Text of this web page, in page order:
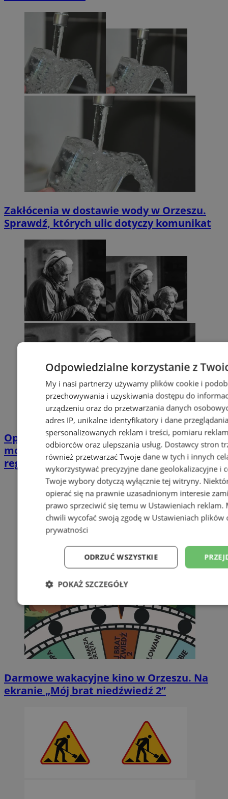
Zakłócenia w dostawie wody w Orzeszu.
Sprawdź, których ulic dotyczy komunikat
Opiekujesz się bliską osobą? Ta ankieta
może wpłynąć na przyszłe wsparcie w
regionie
Darmowe wakacyjne kino w Orzeszu. Na
ekranie „Mój brat niedźwiedź 2”
Odpowiedzialne korzystanie z
My i nasi partnerzy używamy plików cookie i
przechowywania i uzyskiwania dostępu do
urządzeniu oraz do przetwarzania danych
adres IP, unikalne identyfikatory i dane
spersonalizowanych reklam i treści, pomiaru
odbiorców oraz ulepszania usług. Dostawcy stron
również przetwarzać Twoje dane w tych i innych
wykorzystywać precyzyjne dane geolokalizacyjne i
Twoje wybory dotyczą wyłącznie tej witryny.
opierać się na prawnie uzasadnionym interesie
prawo sprzeciwić się temu w Ustawieniach reklam.
chwili wycofać swoją zgodę w Ustawieniach plików
prywatności
ODRZUĆ WSZYSTKIE
POKAŻ SZCZEGÓŁY
Niezbędne Wydajność
Niesklasyfikowane
Niezbędne pliki cookie umożliwiają korzystanie z podstawowych
takich jak logowanie użytkownika i zarządzanie kontem. Bez
można prawidłowo korzystać ze strony internetowej.